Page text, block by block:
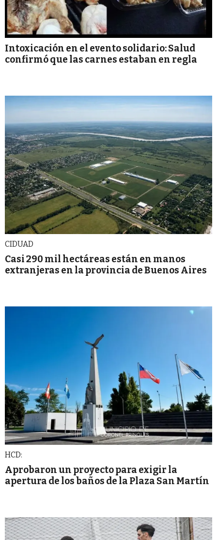
Intoxicación en el evento solidario: Salud
confirmó que las carnes estaban en regla
CIDUAD
Casi 290 mil hectáreas están en manos
extranjeras en la provincia de Buenos Aires
HCD:
Aprobaron un proyecto para exigir la
apertura de los baños de la Plaza San Martín